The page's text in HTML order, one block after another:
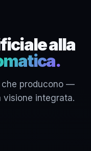
alla
che producono —
visione integrata.